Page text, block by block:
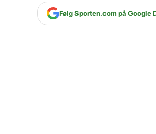
Følg Sporten.com på Google